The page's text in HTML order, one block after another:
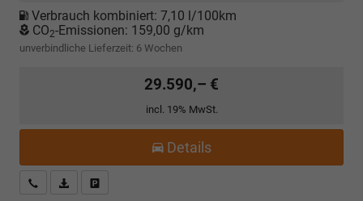
Verbrauch kombiniert: 7,10 l/100km
CO2-Emissionen: 159,00 g/km
unverbindliche Lieferzeit: 6 Wochen
29.590,– €
incl. 19% MwSt.
Details
Kostenloser Rückruf-Service
PDF-Datei, Fahrzeugexposé drucken